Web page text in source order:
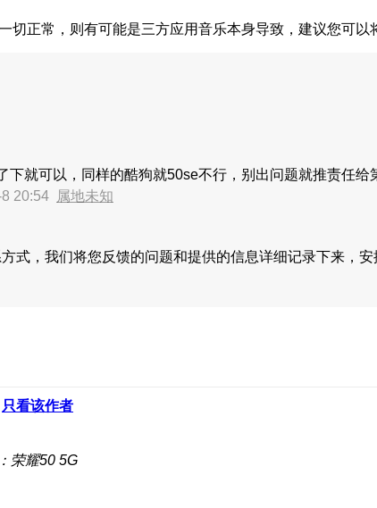
正常，则有可能是三方应用音乐本身导致，建议您可
就可以，同样的酷狗就50se不行，别出问题就推责任
20:54 属地未知
式，我们将您反馈的问题和提供的信息详细记录下来，
只看该作者
荣耀50 5G